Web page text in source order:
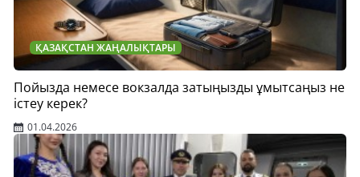
ҚАЗАҚСТАН ЖАҢАЛЫҚТАРЫ
Пойызда немесе вокзалда затыңызды ұмытсаңыз не
істеу керек?
01.04.2026